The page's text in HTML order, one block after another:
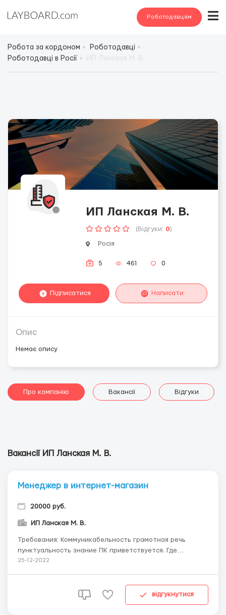
Роботодавцям
Робота за кордоном
Роботодавці
Роботодавці в Росії
ИП Ланская М. В.
(Відгуки: 0)
Росія
5 461 0
Підписатися Написати
Опис
Немає опису
Про компанію Вакансії Відгуки
Вакансії ИП Ланская М. В.
Менеджер в интернет-магазин
20000 руб.
ИП Ланская М. В.
Требования: Коммуникабельность грамотная речь
пунктуальность знание ПК приветствуется. Где
работать? Работа ведётся исключительно через
часов в день официальное трудоу...
25-12-2022
відгукнутися